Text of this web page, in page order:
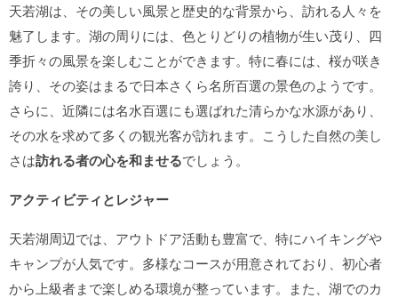
天若湖は、その美しい風景と歴史的な背景から、訪れる人々を
魅了します。湖の周りには、色とりどりの植物が生い茂り、四
季折々の風景を楽しむことができます。特に春には、桜が咲き
誇り、その姿はまるで日本さくら名所百選の景色のようです。
さらに、近隣には名水百選にも選ばれた清らかな水源があり、
その水を求めて多くの観光客が訪れます。こうした自然の美し
さは訪れる者の心を和ませるでしょう。
アクティビティとレジャー
天若湖周辺では、アウトドア活動も豊富で、特にハイキングや
キャンプが人気です。多様なコースが用意されており、初心者
から上級者まで楽しめる環境が整っています。また、湖でのカ